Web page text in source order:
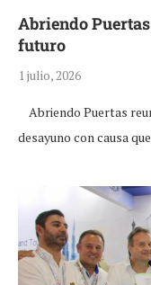
Abriendo
futuro
1 julio, 2026
Abriendo Puertas
desayuno con causa